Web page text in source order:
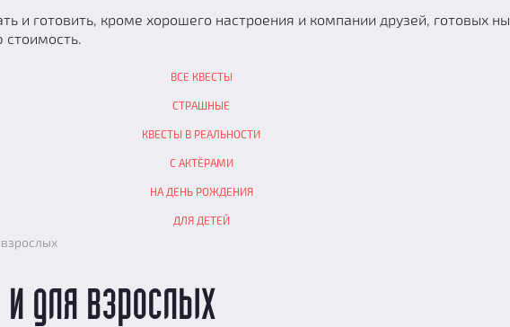
и готовить, кроме хорошего настроения и компании друзей, готовых
ВСЕ КВЕСТЫ
СТРАШНЫЕ
КВЕСТЫ В РЕАЛЬНОСТИ
С АКТЁРАМИ
НА ДЕНЬ РОЖДЕНИЯ
ДЛЯ ДЕТЕЙ
для взрослых